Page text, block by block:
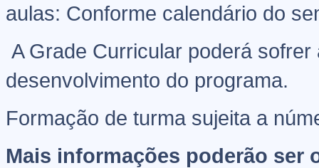
aulas: Conforme calendário do
A Grade Curricular poderá
desenvolvimento do programa.
Formação de turma sujeita a
Mais informações poderão ser